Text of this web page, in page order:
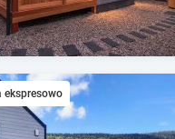
o
g
e
t
h
ekspresowo